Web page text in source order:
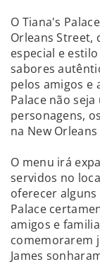
O Tiana's
Orleans Street,
especial e
sabores
pelos amigos e
Palace não
personagens,
na New
O menu irá
servidos no
oferecer alguns
Palace
amigos e
comemorarem
James